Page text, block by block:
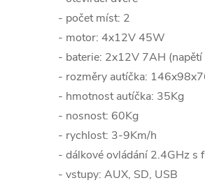
- počet míst: 2
- motor: 4x12V 45W
- baterie: 2x12V 7AH (napětí
- rozměry autíčka:
- hmotnost autíčka: 35Kg
- nosnost: 60Kg
- rychlost: 3-9Km/h
- dálkové ovládání 2.4GHz s
- vstupy: AUX, SD, USB